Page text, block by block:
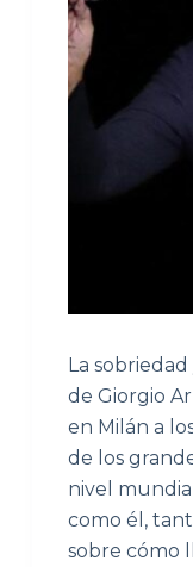
La
de Giorgio
en Milán a
de los
nivel
como él,
sobre cómo